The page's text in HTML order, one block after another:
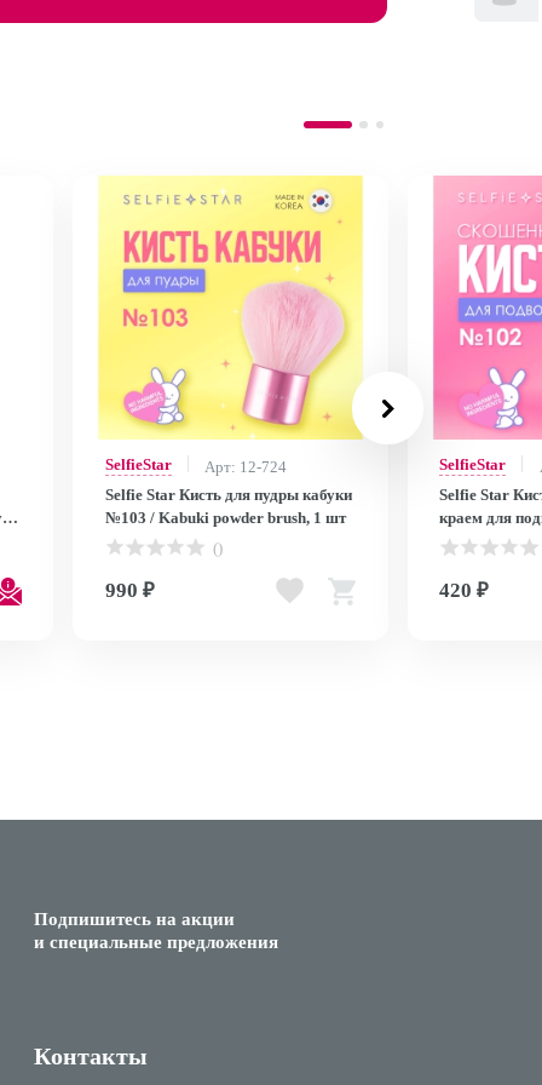
SelfieStar
Арт: 12-724
Selfie Star Кисть для пудры кабуки
№103 / Kabuki powder brush, 1 шт
()
990 ₽
SelfieStar
Selfie Star
краем для
Eyeliner
420 ₽
Подпишитесь на акции
и специальные предложения
Контакты